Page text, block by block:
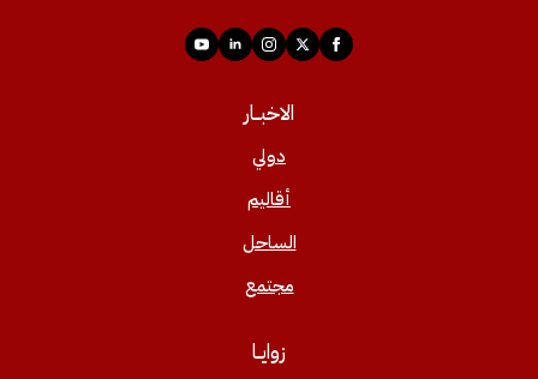
الاخبــار
دولي
أقاليم
الساحل
مجتمع
زوايــا